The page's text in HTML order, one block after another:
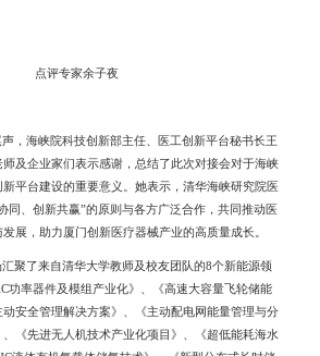
点评专家余子夜
海峡院科技创新部主任、医工创新平台秘书长王
及企业家们表示感谢，总结了此次对接会对于海峡
平台建设的重要意义。她表示，清华海峡研究院医
同、创新共赢”的原则与各方广泛合作，共同推动医
展，助力厦门创新医疗器械产业的高质量成长。
了来自清华大学教师及校友团队的8个新能源领
功率器件及模组产业化》、《高速大容量飞轮储能
安全管理解决方案》、《主动配电网能量管理与分
《先进无人机技术产业化项目》、《超低能耗海水